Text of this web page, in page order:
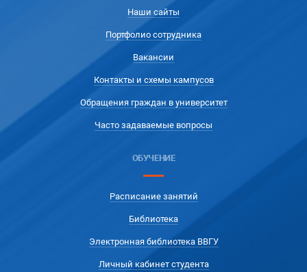
Наши сайты
Портфолио сотрудника
Вакансии
Контакты и схемы кампусов
Обращения граждан в университет
Часто задаваемые вопросы
ОБУЧЕНИЕ
Расписание занятий
Библиотека
Электронная библиотека ВВГУ
Личный кабинет студента